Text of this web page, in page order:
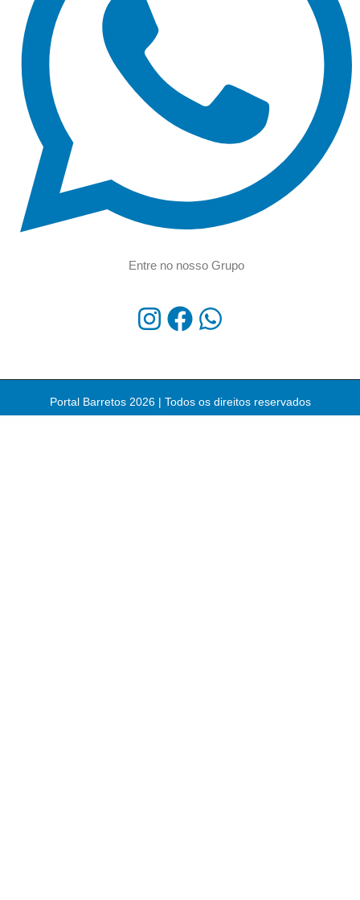
Entre no nosso Grupo
Portal Barretos 2026 | Todos os direitos reservados